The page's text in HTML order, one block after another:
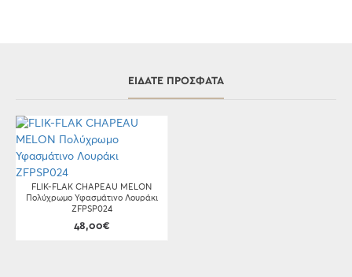
ΕΊΔΑΤΕ ΠΡΌΣΦΑΤΑ
FLIK-FLAK CHAPEAU MELON
Πολύχρωμο Υφασμάτινο Λουράκι
ZFPSP024
48,00€